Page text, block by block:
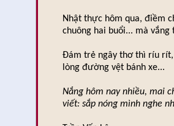
Nhật thực hôm qua, điềm
chuông hai buổi... mà vắng
Đám trẻ ngây thơ thì ríu rít,
lòng đường vệt bánh xe...
Nắng hôm nay nhiều, mai
viết: sắp nóng mình nghe